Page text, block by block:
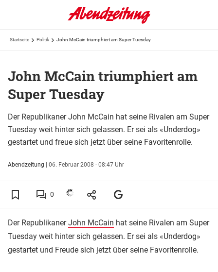
Startseite Politik John McCain triumphiert am Super Tuesday
John McCain triumphiert am
Super Tuesday
Der Republikaner John McCain hat seine Rivalen am Super
Tuesday weit hinter sich gelassen. Er sei als «Underdog»
gestartet und freue sich jetzt über seine Favoritenrolle.
Abendzeitung | 06. Februar 2008 - 08:47 Uhr
0
Der RepublikanerJohn McCain hat seine Rivalen am Super
Tuesday weit hinter sich gelassen. Er sei als «Underdog»
gestartet und Freude sich jetzt über seine Favoritenrolle.